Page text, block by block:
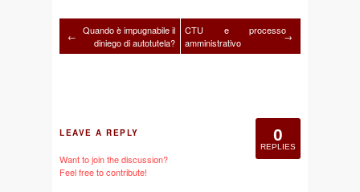
← Quando è impugnabile il
diniego di autotutela?
CTU e processo
amministrativo
→
0
REPLIES
LEAVE A REPLY
Want to join the discussion?
Feel free to contribute!